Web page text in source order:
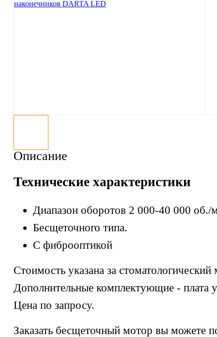
Описание
Технические характеристики
Диапазон оборотов 2 000-40 000 об./
Бесщеточного типа.
С фиброоптикой
Стоимость указана за стоматологический
Дополнительные комплектующие - плата
Цена по запросу.
Заказать бесщеточный мотор вы можете